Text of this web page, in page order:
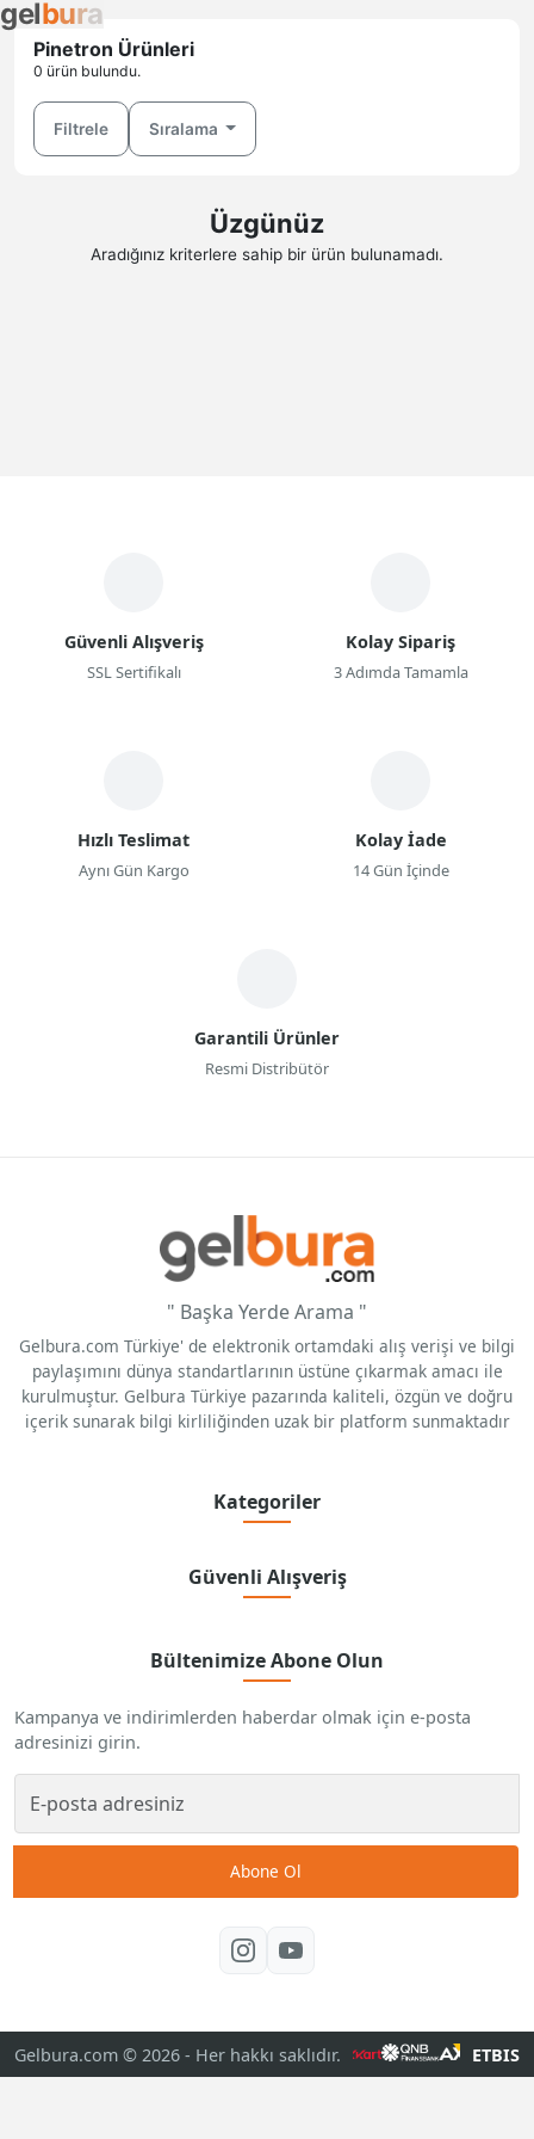
gelbura
Pinetron Ürünleri
0 ürün bulundu.
Filtrele Sıralama
Üzgünüz
Aradığınız kriterlere sahip bir ürün bulunamadı.
Güvenli Alışveriş
SSL Sertifikalı
Kolay Sipariş
3 Adımda Tamamla
Hızlı Teslimat
Aynı Gün Kargo
Kolay İade
14 Gün İçinde
Garantili Ürünler
Resmi Distribütör
" Başka Yerde Arama "
Gelbura.com Türkiye' de elektronik ortamdaki alış verişi ve bilgi
paylaşımını dünya standartlarının üstüne çıkarmak amacı ile
kurulmuştur. Gelbura Türkiye pazarında kaliteli, özgün ve doğru
içerik sunarak bilgi kirliliğinden uzak bir platform sunmaktadır
Kategoriler
Güvenli Alışveriş
Bültenimize Abone Olun
Kampanya ve indirimlerden haberdar olmak için e-posta
adresinizi girin.
Abone Ol
Gelbura.com © 2026 - Her hakkı saklıdır. ETBIS